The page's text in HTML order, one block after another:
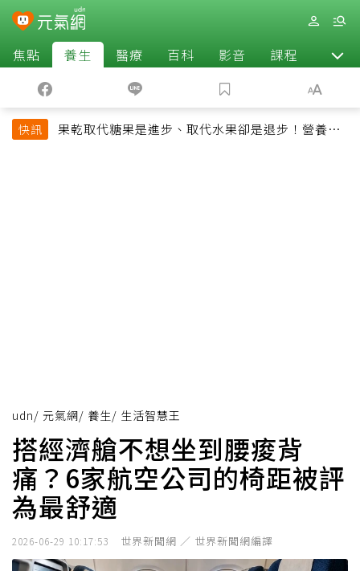
焦點 養生 醫療 百科 影音 課程 退休
快訊
果乾取代糖果是進步、取代水果卻是退步！營養師
udn/ 元氣網/ 養生/ 生活智慧王
搭經濟艙不想坐到腰痠背
痛？6家航空公司的椅距被評
為最舒適
2026-06-29 10:17:53 世界新聞網 ／ 世界新聞網編譯